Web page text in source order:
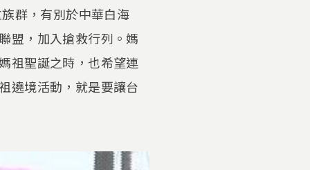
群，有別於中華白海
盟，加入搶救行列。媽
祖聖誕之時，也希望連
遶境活動，就是要讓台